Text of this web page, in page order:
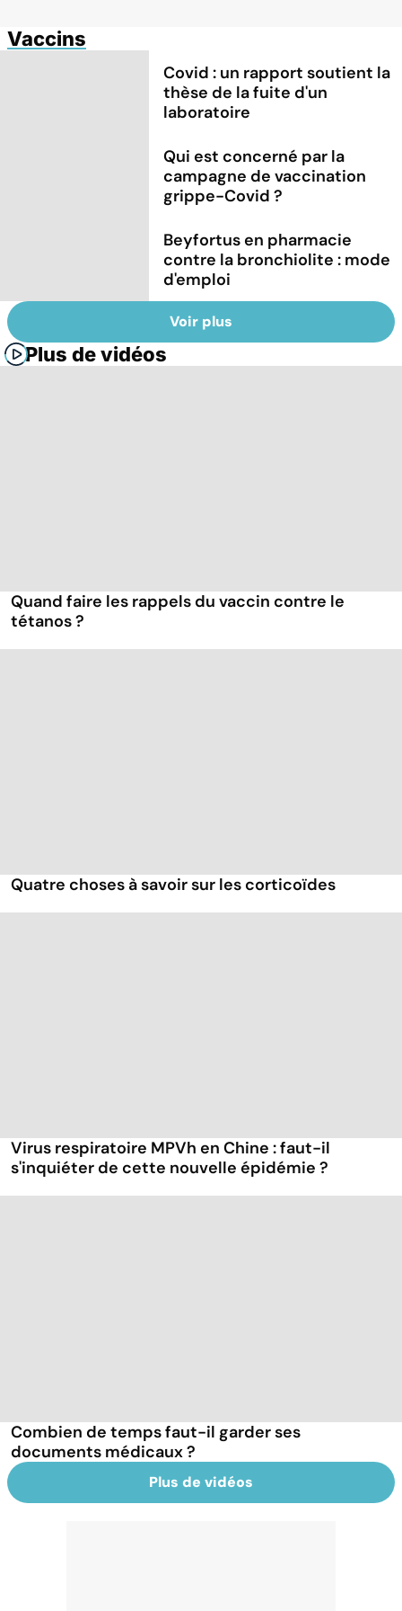
Vaccins
Covid : un rapport soutient la
thèse de la fuite d'un
laboratoire
Qui est concerné par la
campagne de vaccination
grippe-Covid ?
Beyfortus en pharmacie
contre la bronchiolite : mode
d'emploi
Voir plus
Plus de vidéos
Quand faire les rappels du vaccin contre le
tétanos ?
Quatre choses à savoir sur les corticoïdes
Virus respiratoire MPVh en Chine : faut-il
s'inquiéter de cette nouvelle épidémie ?
Combien de temps faut-il garder ses
documents médicaux ?
Plus de vidéos